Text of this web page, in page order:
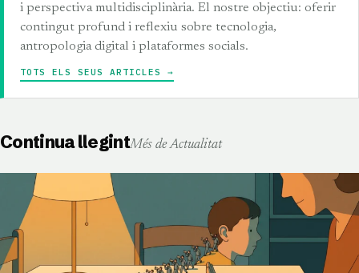
i perspectiva multidisciplinària. El nostre objectiu: oferir
contingut profund i reflexiu sobre tecnologia,
antropologia digital i plataformes socials.
TOTS ELS SEUS ARTICLES →
Continua llegintMés de Actualitat